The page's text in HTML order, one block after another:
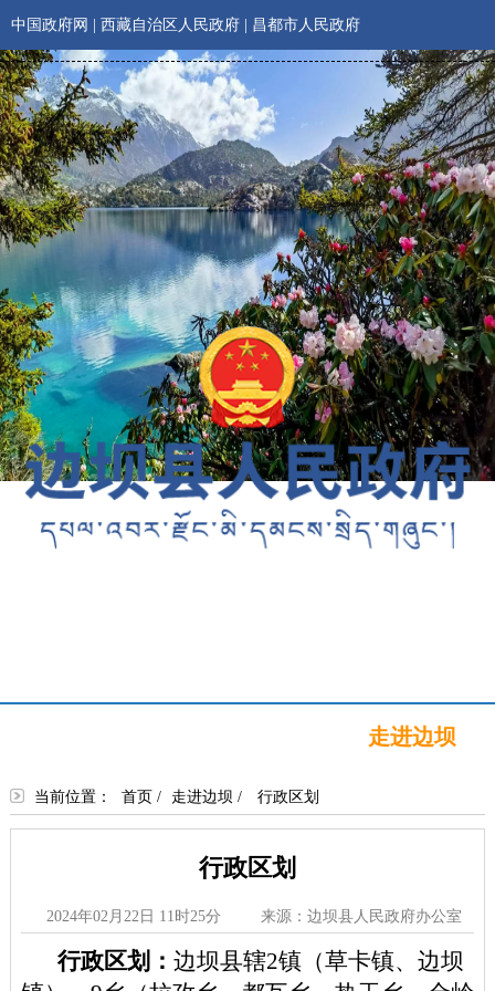
中国政府网 西藏自治区人民政府 昌都市人民政府
走进边坝
当前位置： 首页 / 走进边坝 / 行政区划
行政区划
2024年02月22日 11时25分 来源：边坝县人民政府办公室
行政区划 ： 边坝县辖2镇（草卡镇、边坝